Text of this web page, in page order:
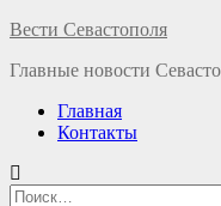
Перейти
содержимому
Вести Севастополя
Главные новости
Главная
Контакты
Найти: